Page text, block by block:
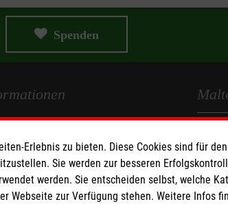
Spenden
und Medien
Erlebnis zu bieten. Diese Cookies sind für
Sie werden zur besseren
werden. Sie entscheiden selbst, welche
Webseite zur Verfügung stehen. Weitere Infos